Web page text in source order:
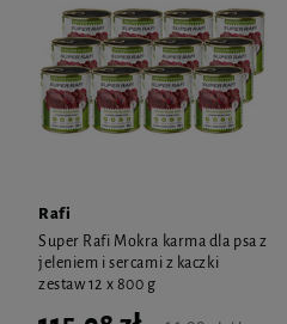
Rafi
Super Rafi Mokra karma dla psa z
jeleniem i sercami z kaczki
zestaw 12 x 800 g